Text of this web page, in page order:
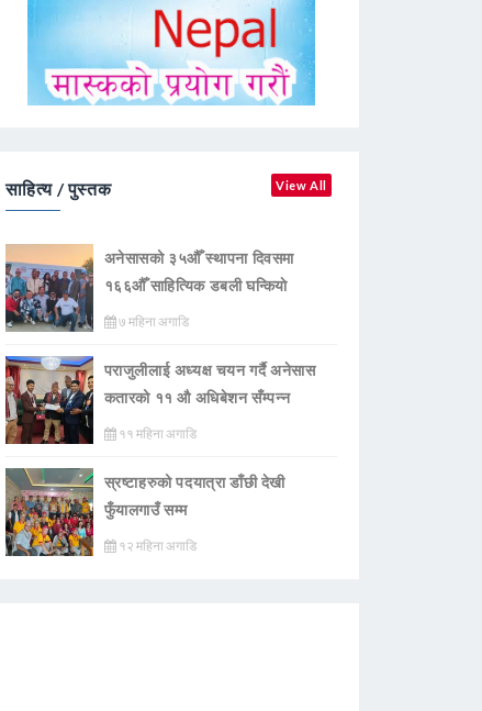
साहित्य / पुस्तक View All
अनेसासको ३५औँ स्थापना दिवसमा
१६६औँ साहित्यिक डबली घन्कियाे
७ महिना अगाडि
पराजुलीलाई अध्यक्ष चयन गर्दै अनेसास
कतारको ११ औ अधिबेशन सँम्पन्न
११ महिना अगाडि
स्रष्टाहरुको पदयात्रा डाँछी देखी
फुँयालगाउँ सम्म
१२ महिना अगाडि